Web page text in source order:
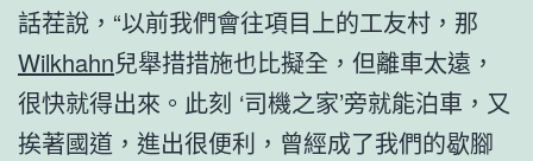
話茬說，“以前我們會往項目上的工友村，那
Wilkhahn兒舉措措施也比擬全，但離車太遠，
很快就得出來。此刻 ‘司機之家’旁就能泊車，又
挨著國道，進出很便利，曾經成了我們的歇腳